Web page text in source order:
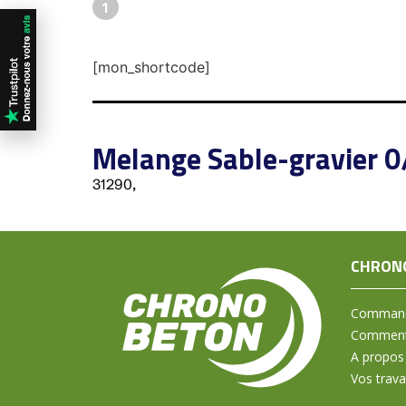
1
[mon_shortcode]
Melange Sable-gravier
31290,
A propos
Vos